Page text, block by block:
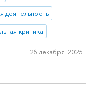
деятельность
критика
26 декабря 2025